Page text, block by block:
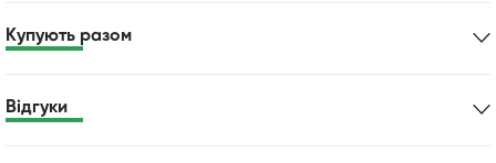
Купують разом
Відгуки